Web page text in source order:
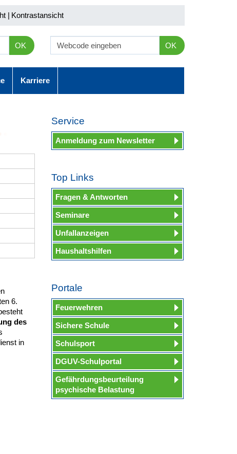
| Kontrastansicht
OK OK
Karriere
6.
des
in
Service
Anmeldung zum Newsletter
Top Links
Fragen & Antworten
Seminare
Unfallanzeigen
Haushaltshilfen
Portale
Feuerwehren
Sichere Schule
Schulsport
DGUV-Schulportal
Gefährdungsbeurteilung
psychische Belastung